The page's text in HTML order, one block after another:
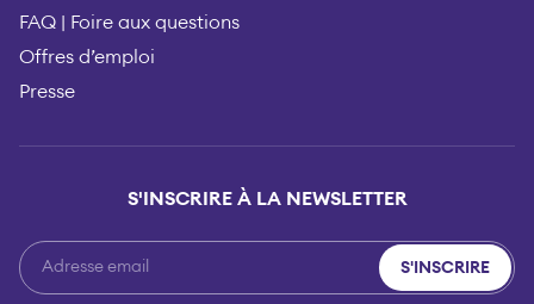
FAQ | Foire aux questions
Offres d’emploi
Presse
S'INSCRIRE À LA NEWSLETTER
S'INSCRIRE